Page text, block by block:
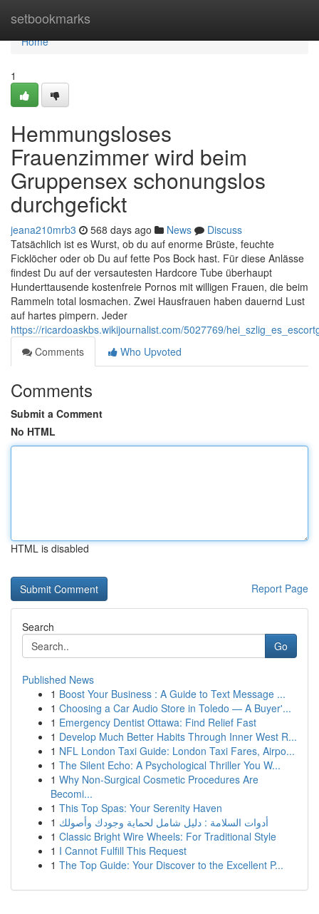
setbookmarks
Home
Home
1
Hemmungsloses
Frauenzimmer wird beim
Gruppensex schonungslos
durchgefickt
jeana210mrb3 568 days ago News
Discuss
Tatsächlich ist es Wurst, ob du auf enorme Brüste, feuchte
Ficklöcher oder ob Du auf fette Pos Bock hast. Für diese Anlässe
findest Du auf der versautesten Hardcore Tube überhaupt
Hunderttausende kostenfreie Pornos mit willigen Frauen, die beim
Rammeln total losmachen. Zwei Hausfrauen haben dauernd Lust
auf hartes pimpern. Jeder
https://ricardoaskbs.wikijournalist.com/5027769/
Comments
Who Upvoted
Comments
Submit a Comment
No HTML
HTML is disabled
Report Page
Search
Go
Published News
1 Boost Your Business : A Guide to Text Message ...
1 Choosing a Car Audio Store in Toledo — A Buyer'...
1 Emergency Dentist Ottawa: Find Relief Fast
1 Develop Much Better Habits Through Inner West R...
1 NFL London Taxi Guide: London Taxi Fares, Airpo...
1 The Silent Echo: A Psychological Thriller You W...
1 Why Non-Surgical Cosmetic Procedures Are
Becomi...
1 This Top Spas: Your Serenity Haven
1 أدوات السلامة : دليل شامل لحماية وجودك وأصولك
1 Classic Bright Wire Wheels: For Traditional Style
1 I Cannot Fulfill This Request
1 The Top Guide: Your Discover to the Excellent P...